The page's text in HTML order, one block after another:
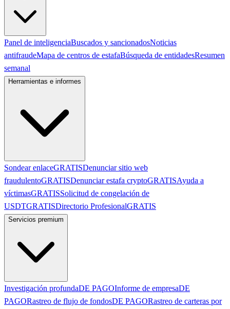
Panel de inteligenciaBuscados y sancionadosNoticias
antifraudeMapa de centros de estafaBúsqueda de entidadesResumen
semanal
Herramientas e informes
Sondear enlaceGRATISDenunciar sitio web
fraudulentoGRATISDenunciar estafa cryptoGRATISAyuda a
víctimasGRATISSolicitud de congelación de
USDTGRATISDirectorio ProfesionalGRATIS
Servicios premium
Investigación profundaDE PAGOInforme de empresaDE
PAGORastreo de flujo de fondosDE PAGORastreo de carteras por